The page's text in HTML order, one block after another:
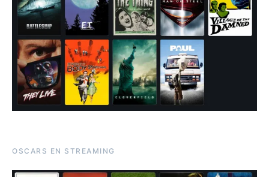
OSCARS EN STREAMING